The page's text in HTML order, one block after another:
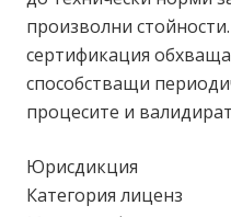
произволни
сертификация
способстващи
процесите и
Юрисдикция
Категория лиценз